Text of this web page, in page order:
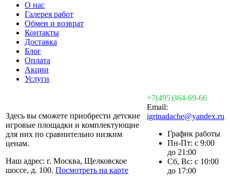
О нас
Галерея работ
Обмен и возврат
Контакты
Доставка
Блог
Оплата
Акции
Услуги
Здесь вы сможете приобрести детские
игровые площадки и комплектующие
для них по сравнительно низким
ценам.
Наш адрес: г. Москва, Щелковское
шоссе, д. 100. Посмотреть на карте
+7(495)364-69-66
Email:
igrinadache@yandex.ru
График работы
Пн-Пт: с 9:00
до 21:00
Сб, Вс: с 10:00
до 17:00